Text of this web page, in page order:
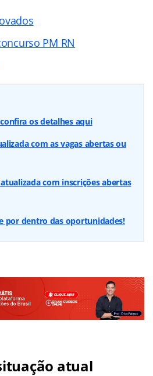
PM RN
os detalhes aqui
com as vagas abertas ou
com inscrições abertas
por dentro das oportunidades!
atual